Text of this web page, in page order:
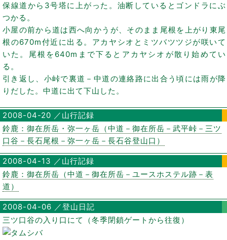
保線道から3号塔に上がった。油断しているとゴンドラにぶ
つかる。
小屋の前から道は西へ向かうが、そのまま尾根を上がり東尾
根の670m付近に出る。アカヤシオとミツバツツジが咲いて
いた。尾根を640mまで下るとアカヤシオが散り始めてい
る。
引き返し、小峠で裏道－中道の連絡路に出合う頃には雨が降
りだした。中道に出て下山した。
2008-04-20 ／山行記録
鈴鹿：御在所岳・弥一ヶ岳（中道－御在所岳－武平峠－三ツ
口谷－長石尾根－弥一ヶ岳－長石谷登山口）
2008-04-13 ／山行記録
鈴鹿：御在所岳（中道－御在所岳－ユースホステル跡－表
道）
2008-04-06 ／登山日記
三ツ口谷の入り口にて（冬季閉鎖ゲートから往復）